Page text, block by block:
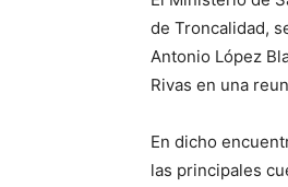
de Troncalidad,
Antonio López
Rivas en una
En dicho
las principales